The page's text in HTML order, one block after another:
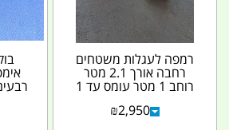
רמפה לעגלות משטחים
רחבה אורך 2.1 מטר
רוחב 1 מטר עומס עד 1
₪2,950